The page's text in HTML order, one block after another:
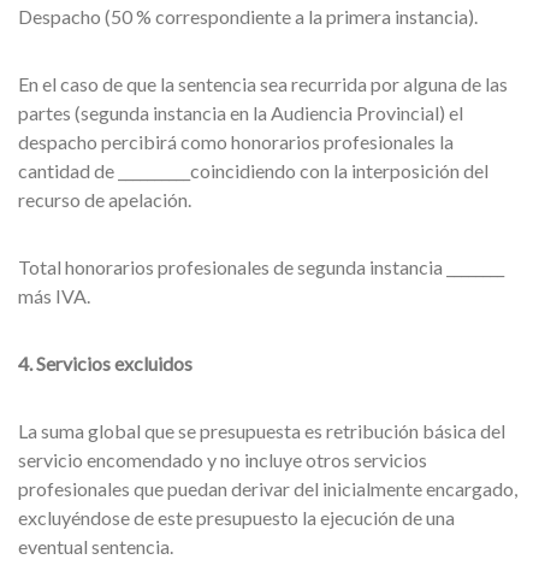
Despacho (50 % correspondiente a la primera instancia).
En el caso de que la sentencia sea recurrida por alguna de las
partes (segunda instancia en la Audiencia Provincial) el
despacho percibirá como honorarios profesionales la
cantidad de __________coincidiendo con la interposición del
recurso de apelación.
Total honorarios profesionales de segunda instancia ________
más IVA.
4. Servicios excluidos
La suma global que se presupuesta es retribución básica del
servicio encomendado y no incluye otros servicios
profesionales que puedan derivar del inicialmente encargado,
excluyéndose de este presupuesto la ejecución de una
eventual sentencia.